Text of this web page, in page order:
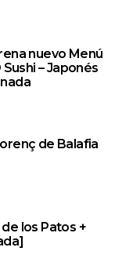
nuevo Menú
– Japonés
de Balafia
los Patos +